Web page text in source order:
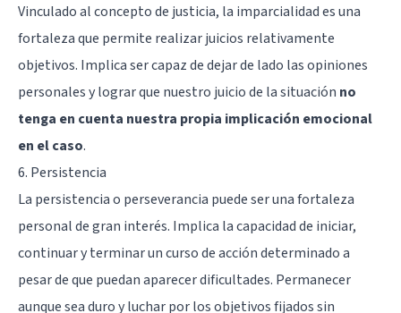
Vinculado al concepto de justicia, la imparcialidad es una
fortaleza que permite realizar juicios relativamente
objetivos. Implica ser capaz de dejar de lado las opiniones
personales y lograr que nuestro juicio de la situación no
tenga en cuenta nuestra propia implicación emocional
en el caso.
6. Persistencia
La persistencia o perseverancia puede ser una fortaleza
personal de gran interés. Implica la capacidad de iniciar,
continuar y terminar un curso de acción determinado a
pesar de que puedan aparecer dificultades. Permanecer
aunque sea duro y luchar por los objetivos fijados sin